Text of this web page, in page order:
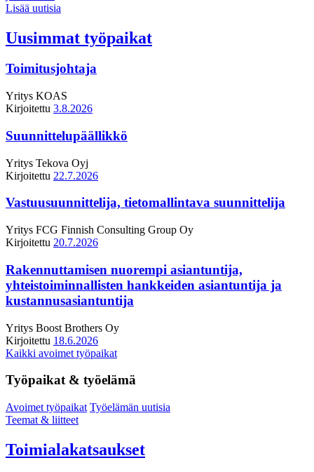
Lisää uutisia
Uusimmat työpaikat
Toimitusjohtaja
Yritys KOAS
Kirjoitettu 3.8.2026
Suunnittelupäällikkö
Yritys Tekova Oyj
Kirjoitettu 22.7.2026
Vastuusuunnittelija, tietomallintava suunnittelija
Yritys FCG Finnish Consulting Group Oy
Kirjoitettu 20.7.2026
Rakennuttamisen nuorempi asiantuntija,
yhteistoiminnallisten hankkeiden asiantuntija ja
kustannusasiantuntija
Yritys Boost Brothers Oy
Kirjoitettu 18.6.2026
Kaikki avoimet työpaikat
Työpaikat & työelämä
Avoimet työpaikat Työelämän uutisia
Teemat & liitteet
Toimialakatsaukset